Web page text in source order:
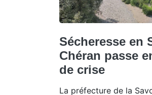
Sécheresse en
Chéran passe
de crise
La préfecture de la